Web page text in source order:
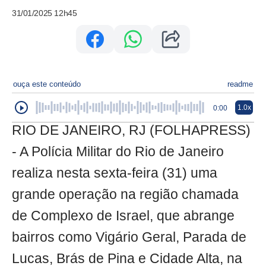
31/01/2025 12h45
ouça este conteúdo readme
0:00 1.0x
RIO DE JANEIRO, RJ (FOLHAPRESS)
- A Polícia Militar do Rio de Janeiro
realiza nesta sexta-feira (31) uma
grande operação na região chamada
de Complexo de Israel, que abrange
bairros como Vigário Geral, Parada de
Lucas, Brás de Pina e Cidade Alta, na